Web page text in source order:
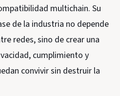
multichain. Su
de la industria no depende
redes, sino de crear una
cumplimiento y
convivir sin destruir la